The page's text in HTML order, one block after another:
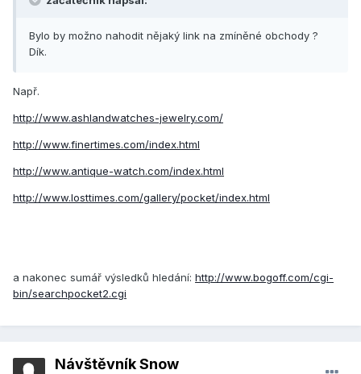
Bylo by možno nahodit nějaký link na zmíněné obchody ?
Dík.
Např.
http://www.ashlandwatches-jewelry.com/
http://www.finertimes.com/index.html
http://www.antique-watch.com/index.html
http://www.losttimes.com/gallery/pocket/index.html
a nakonec sumář výsledků hledání: http://www.bogoff.com/cgi-
bin/searchpocket2.cgi
Návštěvník Snow